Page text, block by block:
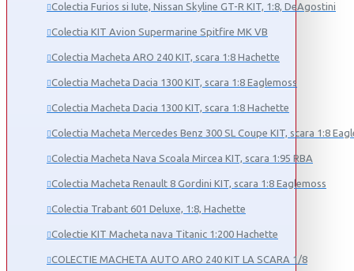
Colectia Furios si Iute, Nissan Skyline GT-R KIT, 1:8, DeAgostini
Colectia KIT Avion Supermarine Spitfire MK VB
Colectia Macheta ARO 240 KIT, scara 1:8 Hachette
Colectia Macheta Dacia 1300 KIT, scara 1:8 Eaglemoss
Colectia Macheta Dacia 1300 KIT, scara 1:8 Hachette
Colectia Macheta Mercedes Benz 300 SL Coupe KIT, scara 1:8
Colectia Macheta Nava Scoala Mircea KIT, scara 1:95 RBA
Colectia Macheta Renault 8 Gordini KIT, scara 1:8 Eaglemoss
Colectia Trabant 601 Deluxe, 1:8, Hachette
Colectie KIT Macheta nava Titanic 1:200 Hachette
COLECTIE MACHETA AUTO ARO 240 KIT LA SCARA 1/8